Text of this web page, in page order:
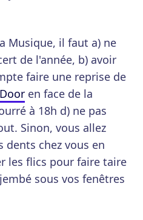
Musique, il faut a) ne
de l'année, b) avoir
faire une reprise de
en face de la
à 18h d) ne pas
Sinon, vous allez
dents chez vous en
les flics pour faire taire
sous vos fenêtres